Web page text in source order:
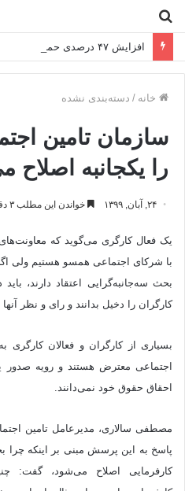
برای
خانه / دسته‌بندی نشده
سازمان تامین
را یکجانبه اصلاح
۲۴, آبان, ۱۳۹۹ خواندن این مطلب ۳ دقیقه زمان میبرد
یک فعال کارگری می‌گوید که
با شرکای اجتماعی همسو هستیم ولی
بحث سه‌جانبه‌گرایی اعتقاد دارند،
کارگران را دخیل بدانند و رای و نظر
بسیاری از کارگران و فعالان کارگری
اجتماعی معترض هستند و رویه صدور
احقاق حقوق خود نمی‌دانند.
مصطفی سالاری، مدیرعامل تامین
پاسخ به این پرسش مبنی بر اینکه چرا
کارفرمایی اصلاح می‌شود، گفت: